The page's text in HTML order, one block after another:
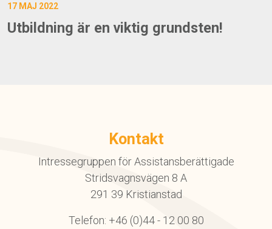
17 MAJ 2022
Utbildning är en viktig grundsten!
Kontakt
Intressegruppen för Assistansberättigade
Stridsvagnsvägen 8 A
291 39 Kristianstad
Telefon: +46 (0)44 - 12 00 80